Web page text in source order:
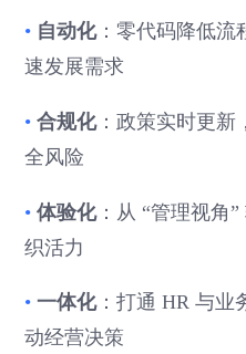
• 自动化：零代码降低流
速发展需求
•合规化：政策实时更新
全风险
•体验化：从 “管理视角
织活力
•一体化：打通 HR 与业
动经营决策